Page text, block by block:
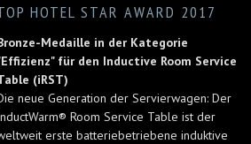
HOTEL STAR AWARD 2017
Medaille in der Kategorie
für den Inductive Room Service
(iRST)
neue Generation der Servierwagen: Der
Room Service Table ist der
erste batteriebetriebene induktive